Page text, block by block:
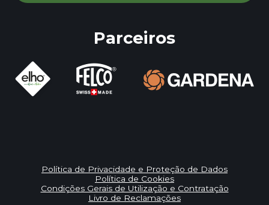
Parceiros
Política de Privacidade e Proteção de Dados
Política de Cookies
Condições Gerais de Utilização e Contratação
Livro de Reclamações